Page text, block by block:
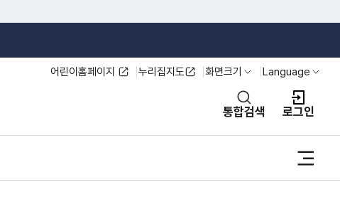
어린이홈페이지 누리집지도 화면크기열기 Language
열기
통합검색 로그인
사